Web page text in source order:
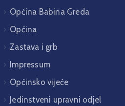
Općina Babina Greda
Općina
Zastava i grb
Impressum
Općinsko vijeće
Jedinstveni upravni odjel